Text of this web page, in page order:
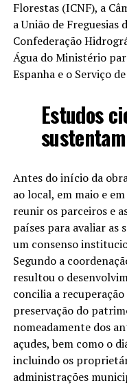
Florestas (ICNF), a
a União de Freguesias
Confederação
Água do Ministério
Espanha e o Serviço
Estudos
Antes do início da
ao local, em maio e
reunir os parceiros e
países para avaliar as
um consenso
Segundo a
resultou o
concilia a
preservação do
nomeadamente dos
açudes, bem como o
incluindo os
administrações